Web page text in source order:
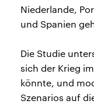
Niederlande,
und Spanien
Die Studie
sich der Krieg
könnte, und
Szenarios auf